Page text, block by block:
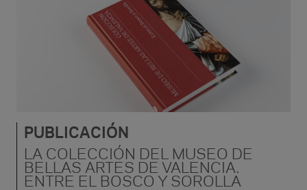
PUBLICACIÓN
LA COLECCIÓN DEL MUSEO DE
BELLAS ARTES DE VALENCIA.
ENTRE EL BOSCO Y SOROLLA